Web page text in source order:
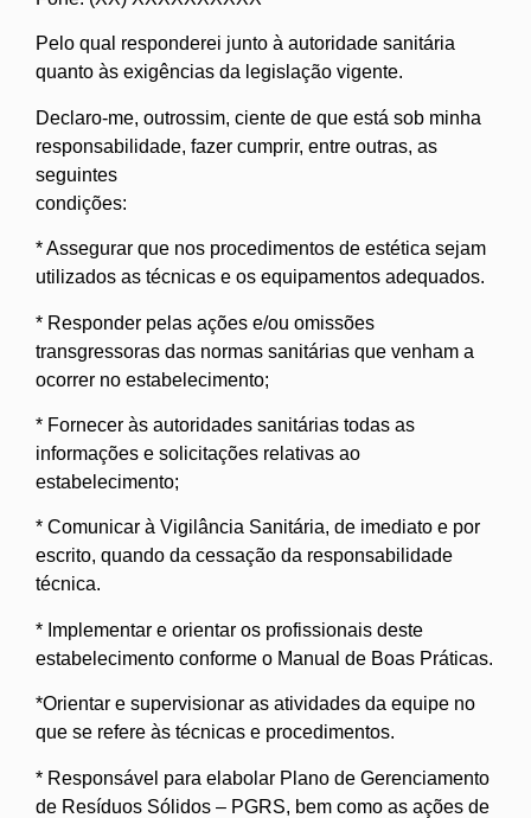
Pelo qual responderei junto à autoridade sanitária
quanto às exigências da legislação vigente.
Declaro-me, outrossim, ciente de que está sob minha
responsabilidade, fazer cumprir, entre outras, as
seguintes
condições:
* Assegurar que nos procedimentos de estética sejam
utilizados as técnicas e os equipamentos adequados.
* Responder pelas ações e/ou omissões
transgressoras das normas sanitárias que venham a
ocorrer no estabelecimento;
* Fornecer às autoridades sanitárias todas as
informações e solicitações relativas ao
estabelecimento;
* Comunicar à Vigilância Sanitária, de imediato e por
escrito, quando da cessação da responsabilidade
técnica.
* Implementar e orientar os profissionais deste
estabelecimento conforme o Manual de Boas Práticas.
*Orientar e supervisionar as atividades da equipe no
que se refere às técnicas e procedimentos.
* Responsável para elabolar Plano de Gerenciamento
de Resíduos Sólidos – PGRS, bem como as ações de